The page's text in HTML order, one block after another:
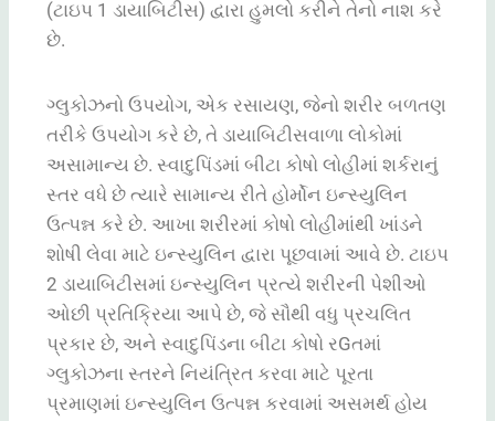
(ટાઇપ 1 ડાયાબિટીસ) દ્વારા હુમલો કરીને તેનો નાશ કરે
છે.
ગ્લુકોઝનો ઉપયોગ, એક રસાયણ, જેનો શરીર બળતણ
તરીકે ઉપયોગ કરે છે, તે ડાયાબિટીસવાળા લોકોમાં
અસામાન્ય છે. સ્વાદુપિંડમાં બીટા કોષો લોહીમાં શર્કરાનું
સ્તર વધે છે ત્યારે સામાન્ય રીતે હોર્મોન ઇન્સ્યુલિન
ઉત્પન્ન કરે છે. આખા શરીરમાં કોષો લોહીમાંથી ખાંડને
શોષી લેવા માટે ઇન્સ્યુલિન દ્વારા પૂછવામાં આવે છે. ટાઇપ
2 ડાયાબિટીસમાં ઇન્સ્યુલિન પ્રત્યે શરીરની પેશીઓ
ઓછી પ્રતિક્રિયા આપે છે, જે સૌથી વધુ પ્રચલિત
પ્રકાર છે, અને સ્વાદુપિંડના બીટા કોષો રGતમાં
ગ્લુકોઝના સ્તરને નિયંત્રિત કરવા માટે પૂરતા
પ્રમાણમાં ઇન્સ્યુલિન ઉત્પન્ન કરવામાં અસમર્થ હોય